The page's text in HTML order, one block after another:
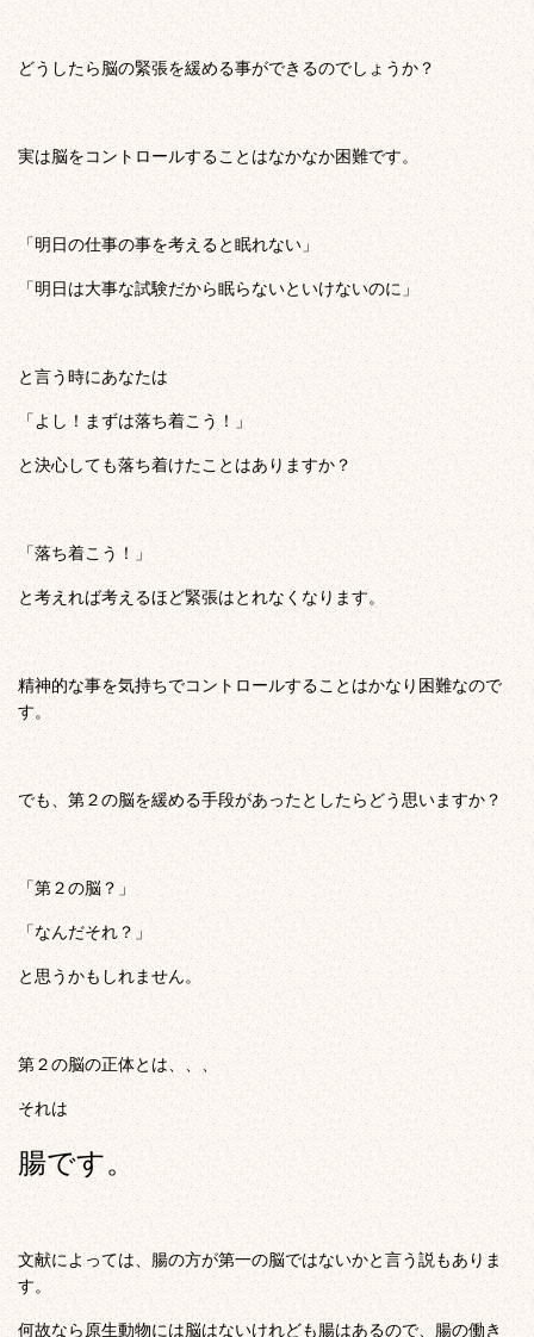
どうしたら脳の緊張を緩める事ができるのでしょうか？
実は脳をコントロールすることはなかなか困難です。
「明日の仕事の事を考えると眠れない」
「明日は大事な試験だから眠らないといけないのに」
と言う時にあなたは
「よし！まずは落ち着こう！」
と決心しても落ち着けたことはありますか？
「落ち着こう！」
と考えれば考えるほど緊張はとれなくなります。
精神的な事を気持ちでコントロールすることはかなり困難なので
す。
でも、第２の脳を緩める手段があったとしたらどう思いますか？
「第２の脳？」
「なんだそれ？」
と思うかもしれません。
第２の脳の正体とは、、、
それは
腸です。
文献によっては、腸の方が第一の脳ではないかと言う説もありま
す。
何故なら原生動物には脳はないけれども腸はあるので、腸の働き